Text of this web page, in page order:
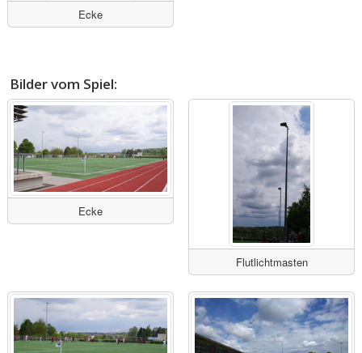
Ecke
Bilder vom Spiel:
Ecke
Flutlichtmasten